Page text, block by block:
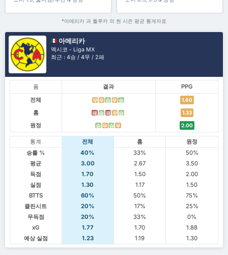
*아메리카 과 톨루카 의 현 시즌 평균 통계자료
아메리카
멕시코 - Liga MX
최근 : 4승 / 4무 / 2패
폼 결과
PPG
전체
무 무 승 무 승 1.60
홈 패 승 패 무 승 1.33
원정 승 무 승 무 2.00
통계 전체 홈
원정
승률 %
40% 33%
50%
평균
3.00 2.67
3.50
득점
1.70 1.50
2.00
실점
1.30 1.17
1.50
BTTS
60% 50%
75%
클린시트
20% 17%
25%
무득점
20% 33%
0%
xG
1.77 1.70
1.88
예상 실점
1.23 1.19 1.30